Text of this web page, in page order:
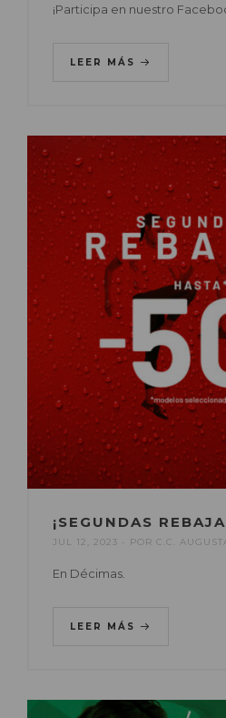
¡Participa en nuestro
LEER MÁS
¡SEGUNDAS
JUL 12, 2023 POR C.C.
En Décimas.
LEER MÁS